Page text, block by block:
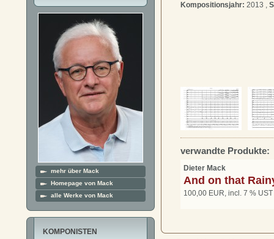
mehr über Mack
Homepage von Mack
alle Werke von Mack
KOMPONISTEN
Kompositionsjahr: 2013 ,
verwandte Produkte:
Dieter Mack
And on that
100,00 EUR, incl. 7 % UST